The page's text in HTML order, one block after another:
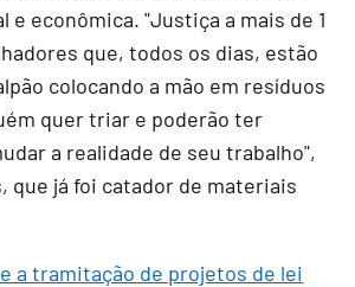
e econômica. "Justiça a mais de 1
que, todos os dias, estão
colocando a mão em resíduos
quer triar e poderão ter
a realidade de seu trabalho",
que já foi catador de materiais
a tramitação de projetos de lei